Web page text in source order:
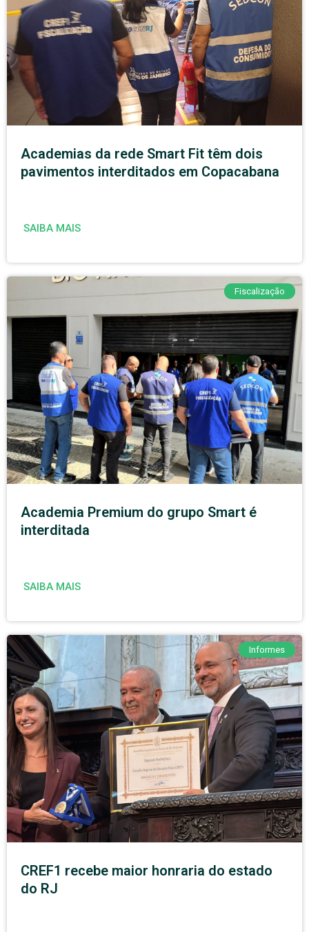
Academias da rede Smart Fit têm dois
pavimentos interditados em Copacabana
SAIBA MAIS
Fiscalização
Academia Premium do grupo Smart é
interditada
SAIBA MAIS
Informes
CREF1 recebe maior honraria do estado
do RJ